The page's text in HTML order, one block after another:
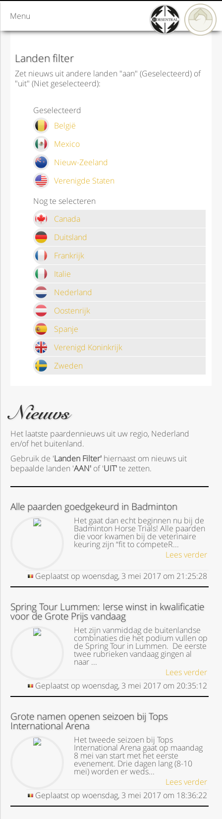
Menu
Landen filter
Zet nieuws uit andere landen "aan" (Geselecteerd) of
"uit" (Niet geselecteerd):
Geselecteerd
België
Mexico
Nieuw-Zeeland
Verenigde Staten
Nog te selecteren
Canada
Duitsland
Frankrijk
Italie
Nederland
Oostenrijk
Spanje
Verenigd Koninkrijk
Zweden
Nieuws
Het laatste paardennieuws uit uw regio, Nederland
en/of het buitenland.
Gebruik de 'Landen Filter' hiernaast om nieuws uit
bepaalde landen 'AAN' of 'UIT'te zetten.
Alle paarden goedgekeurd in Badminton
Het gaat dan echt beginnen nu bij de
Badminton Horse Trials! Alle paarden
die voor kwamen bij de veterinaire
keuring zijn “fit to competeR...
Lees verder
Geplaatst op woensdag, 3 mei 2017 om 21:25:28
Spring Tour Lummen: Ierse winst in kwalificatie
voor de Grote Prijs vandaag
Het zijn vanmiddag de buitenlandse
combinaties die het podium vullen op
de Spring Tour in Lummen. De eerste
twee rubrieken vandaag gingen al
naar ...
Lees verder
Geplaatst op woensdag, 3 mei 2017 om 20:35:12
Grote namen openen seizoen bij Tops
International Arena
Het tweede seizoen bij Tops
International Arena gaat op maandag
8 mei van start met het eerste
evenement. Drie dagen lang (8-10
mei) worden er weds...
Lees verder
Geplaatst op woensdag, 3 mei 2017 om 18:36:22